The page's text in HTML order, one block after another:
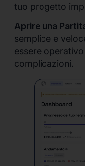
tuo progetto
Aprire una
semplice e
essere
complicazioni.